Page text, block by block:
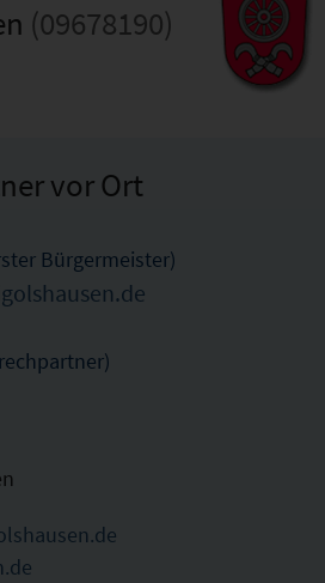
(09678190)
vor Ort
Bürgermeister)